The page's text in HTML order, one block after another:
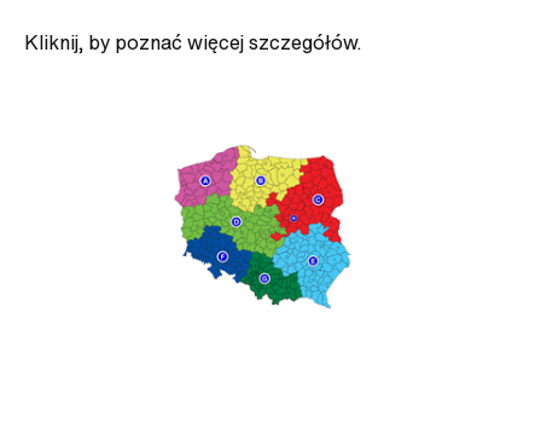
Kliknij, by poznać więcej szczegółów.